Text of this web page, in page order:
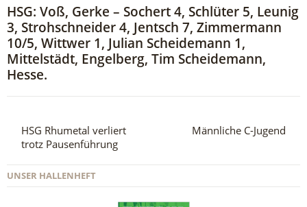
HSG: Voß, Gerke – Sochert 4, Schlüter 5, Leunig
3, Strohschneider 4, Jentsch 7, Zimmermann
10/5, Wittwer 1, Julian Scheidemann 1,
Mittelstädt, Engelberg, Tim Scheidemann,
Hesse.
HSG Rhumetal verliert
trotz Pausenführung
Männliche C-Jugend
UNSER HALLENHEFT